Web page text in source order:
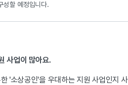
성할 예정입니다.
사업이 많아요.
'소상공인'을 우대하는 지원 사업인지